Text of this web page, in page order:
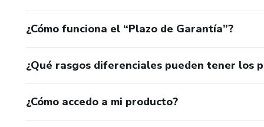
¿Cómo funciona el “Plazo de Garantía”?
¿Qué rasgos diferenciales pueden tener los
¿Cómo accedo a mi producto?